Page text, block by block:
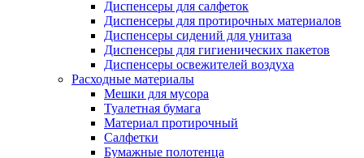
Диспенсеры для салфеток
Диспенсеры для протирочных материалов
Диспенсеры сидений для унитаза
Диспенсеры для гигиенических пакетов
Диспенсеры освежителей воздуха
Расходные материалы
Мешки для мусора
Туалетная бумага
Материал протирочный
Салфетки
Бумажные полотенца